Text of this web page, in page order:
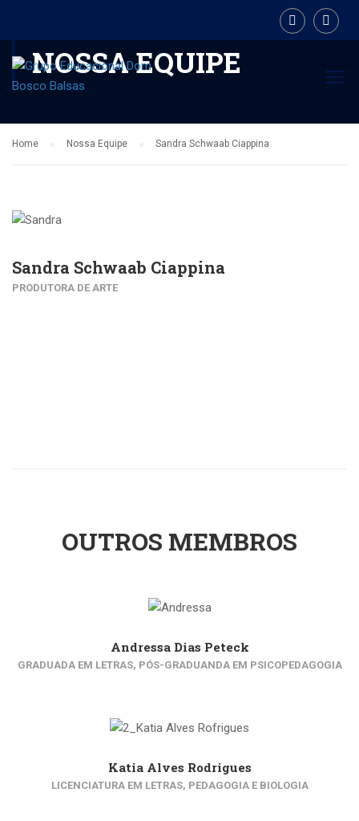
NOSSA EQUIPE
Home Nossa Equipe Sandra Schwaab Ciappina
Sandra Schwaab Ciappina
PRODUTORA DE ARTE
OUTROS MEMBROS
Andressa Dias Peteck
GRADUADA EM LETRAS, PÓS-GRADUANDA EM PSICOPEDAGOGIA
Katia Alves Rodrigues
LICENCIATURA EM LETRAS, PEDAGOGIA E BIOLOGIA